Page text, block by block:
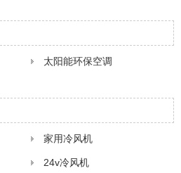
太阳能环保空调
家用冷风机
24v冷风机